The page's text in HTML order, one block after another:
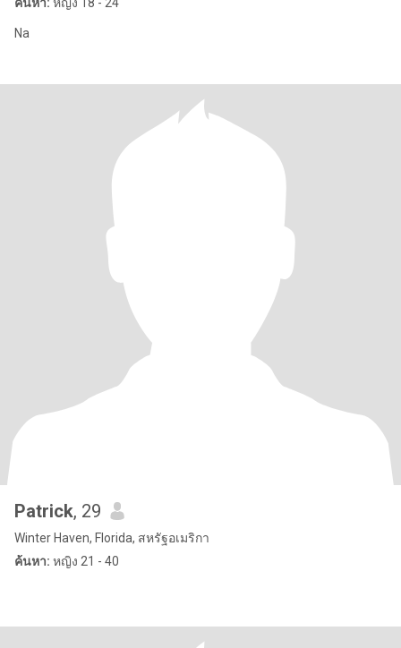
Na
Patrick, 29
Winter Haven, Florida, สหรัฐอเมริกา
ค้นหา: หญิง 21 - 40